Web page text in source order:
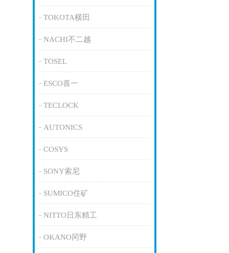
TOKOTA横田
NACHI不二越
TOSEL
ESCO喜一
TECLOCK
AUTONICS
COSYS
SONY索尼
SUMICO住矿
NITTO日东精工
OKANO冈野